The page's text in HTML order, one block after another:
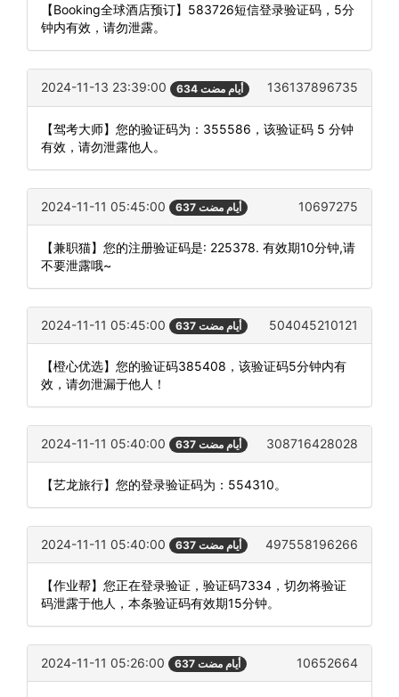
【Booking全球酒店预订】583726短信登录验证码，5分
钟内有效，请勿泄露。
2024-11-13 23:39:00 634 أيام مضت 136137896735
【驾考大师】您的验证码为：355586，该验证码 5 分钟
有效，请勿泄露他人。
2024-11-11 05:45:00 637 أيام مضت 10697275
【兼职猫】您的注册验证码是: 225378. 有效期10分钟,请
不要泄露哦~
2024-11-11 05:45:00 637 أيام مضت 504045210121
【橙心优选】您的验证码385408，该验证码5分钟内有
效，请勿泄漏于他人！
2024-11-11 05:40:00 637 أيام مضت 308716428028
【艺龙旅行】您的登录验证码为：554310。
2024-11-11 05:40:00 637 أيام مضت 497558196266
【作业帮】您正在登录验证，验证码7334，切勿将验证
码泄露于他人，本条验证码有效期15分钟。
2024-11-11 05:26:00 637 أيام مضت 10652664